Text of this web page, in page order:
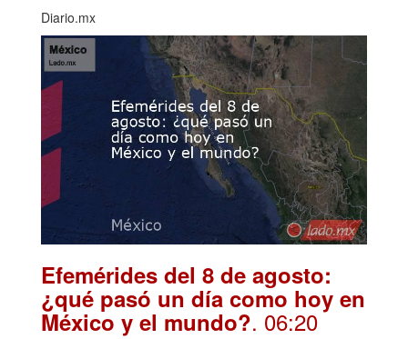
Diario.mx
Efemérides del 8 de agosto:
¿qué pasó un día como hoy en
México y el mundo?. 06:20